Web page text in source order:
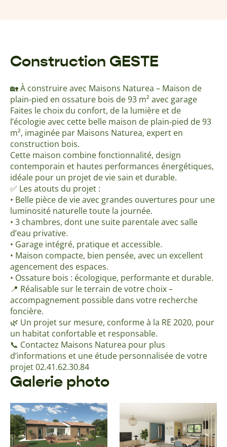
Construction GESTE
🏡 À construire avec Maisons Naturea – Maison de
plain-pied en ossature bois de 93 m² avec garage
Faites le choix du confort, de la lumière et de
l’écologie avec cette belle maison de plain-pied de 93
m², imaginée par Maisons Naturea, expert en
construction bois.
Cette maison combine fonctionnalité, design
contemporain et hautes performances énergétiques,
idéale pour un projet de vie sain et durable.
✅ Les atouts du projet :
• Belle pièce de vie avec grandes ouvertures pour une
luminosité naturelle toute la journée.
• 3 chambres, dont une suite parentale avec salle
d’eau privative.
• Garage intégré, pratique et accessible.
• Maison compacte, bien pensée, avec un excellent
agencement des espaces.
• Ossature bois : écologique, performante et durable.
📍 Réalisable sur le terrain de votre choix –
accompagnement possible dans votre recherche
foncière.
🌿 Un projet sur mesure, conforme à la RE 2020, pour
un habitat confortable et responsable.
📞 Contactez Maisons Naturea pour plus
d’informations et une étude personnalisée de votre
projet 02.41.62.30.84
Galerie photo